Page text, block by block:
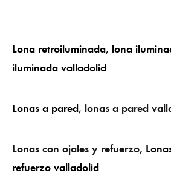
Lona retroiluminada, lona
iluminada valladolid
Lonas a pared, lonas a pared
Lonas con ojales y refuerzo,
refuerzo valladolid